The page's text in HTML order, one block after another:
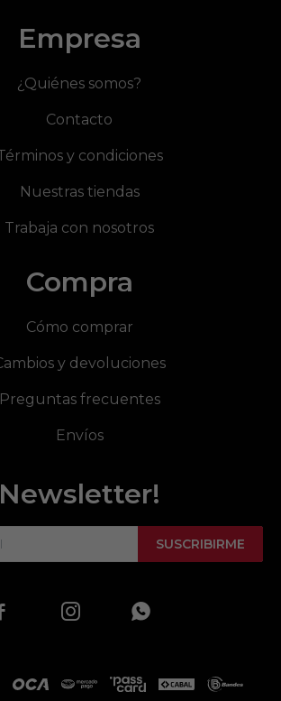
Empresa
¿Quiénes somos?
Contacto
y condiciones
Nuestras tiendas
Trabaja con nosotros
Compra
Cómo comprar
y devoluciones
Preguntas frecuentes
Envíos
Newsletter!
SUSCRIBIRME
 